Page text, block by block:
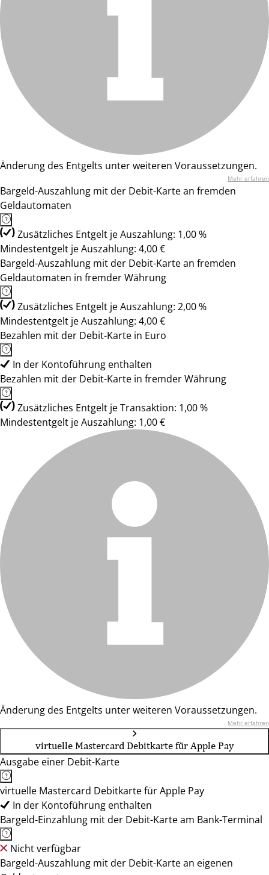
Änderung des Entgelts unter weiteren Voraussetzungen.
Mehr erfahren
Bargeld-Auszahlung mit der Debit-Karte an fremden
Geldautomaten
Zusätzliches Entgelt je Auszahlung: 1,00 %
Mindestentgelt je Auszahlung: 4,00 €
Bargeld-Auszahlung mit der Debit-Karte an fremden
Geldautomaten in fremder Währung
Zusätzliches Entgelt je Auszahlung: 2,00 %
Mindestentgelt je Auszahlung: 4,00 €
Bezahlen mit der Debit-Karte in Euro
In der Kontoführung enthalten
Bezahlen mit der Debit-Karte in fremder Währung
Zusätzliches Entgelt je Transaktion: 1,00 %
Mindestentgelt je Auszahlung: 1,00 €
Änderung des Entgelts unter weiteren Voraussetzungen.
Mehr erfahren
virtuelle Mastercard Debitkarte für Apple Pay
Ausgabe einer Debit-Karte
virtuelle Mastercard Debitkarte für Apple Pay
In der Kontoführung enthalten
Bargeld-Einzahlung mit der Debit-Karte am Bank-Terminal
Nicht verfügbar
Bargeld-Auszahlung mit der Debit-Karte an eigenen